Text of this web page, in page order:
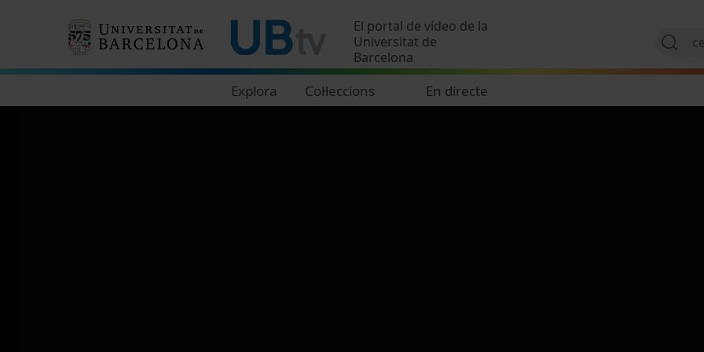
El portal de vídeo de la
Universitat de
Barcelona
Explora Col·leccions En directe